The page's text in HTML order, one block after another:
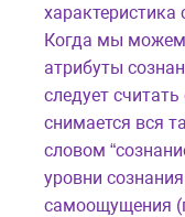
Когда мы можем
атрибуты
следует
снимается вся
словом
уровни
самоощущения